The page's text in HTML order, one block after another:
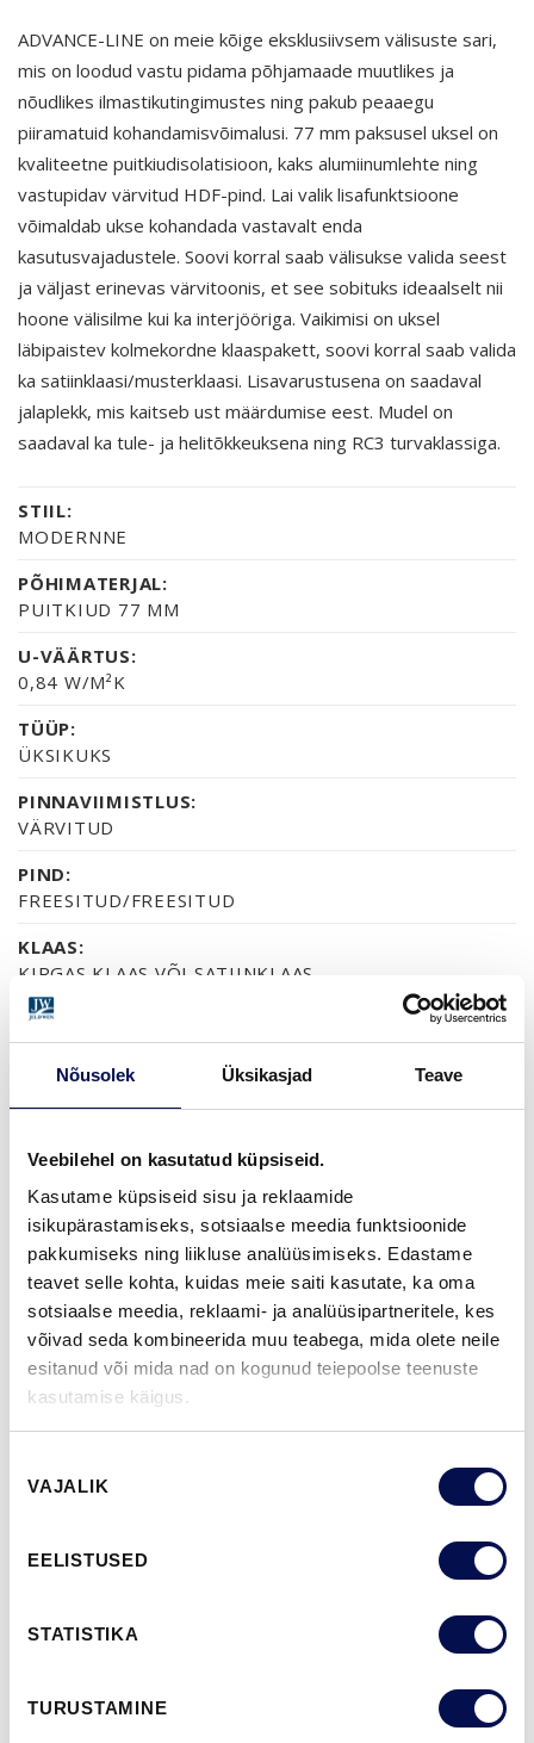
Nõusolek Üksikasjad Teave
Veebilehel on kasutatud küpsiseid.
Kasutame küpsiseid sisu ja reklaamide
isikupärastamiseks, sotsiaalse meedia funktsioonide
pakkumiseks ning liikluse analüüsimiseks. Edastame
teavet selle kohta, kuidas meie saiti kasutate, ka oma
sotsiaalse meedia, reklaami- ja analüüsipartneritele, kes
võivad seda kombineerida muu teabega, mida olete neile
esitanud või mida nad on kogunud teiepoolse teenuste
kasutamise käigus.
valik
VAJALIK
EELISTUSED
STATISTIKA
TURUSTAMINE
ADVANCE-LINE on meie kõige eksklusiivsem välisuste sari,
mis on loodud vastu pidama põhjamaade muutlikes ja
nõudlikes ilmastikutingimustes ning pakub peaaegu
piiramatuid kohandamisvõimalusi. 77 mm paksusel uksel on
kvaliteetne puitkiudisolatisioon, kaks alumiinumlehte ning
vastupidav värvitud HDF-pind. Lai valik lisafunktsioone
võimaldab ukse kohandada vastavalt enda
kasutusvajadustele. Soovi korral saab välisukse valida seest
ja väljast erinevas värvitoonis, et see sobituks ideaalselt nii
hoone välisilme kui ka interjööriga. Vaikimisi on uksel
läbipaistev kolmekordne klaaspakett, soovi korral saab valida
ka satiinklaasi/musterklaasi. Lisavarustusena on saadaval
jalaplekk, mis kaitseb ust määrdumise eest. Mudel on
saadaval ka tule- ja helitõkkeuksena ning RC3 turvaklassiga.
STIIL:
MODERNNE
PÕHIMATERJAL:
PUITKIUD 77 MM
U-VÄÄRTUS:
0,84 W/M²K
TÜÜP:
ÜKSIKUKS
PINNAVIIMISTLUS:
VÄRVITUD
PIND:
FREESITUD/FREESITUD
KLAAS:
KIRGAS KLAAS VÕI SATIINKLAAS
SERTIFIKAAT:
70% PEFC
2-AASTANE TOOTEGARANTII
VIIMISTLUS (11)
NCS S0502-YNCS S0500-NNCS S3502-YNCS S7000-NNCS S9000-N
LEIA EDASIMÜÜJA
BROŠÜÜRE
ühendust